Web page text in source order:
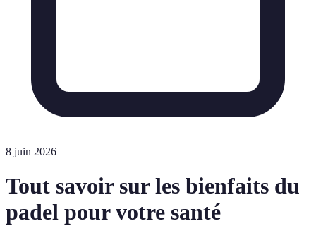
8 juin 2026
Tout savoir sur les bienfaits du
padel pour votre santé